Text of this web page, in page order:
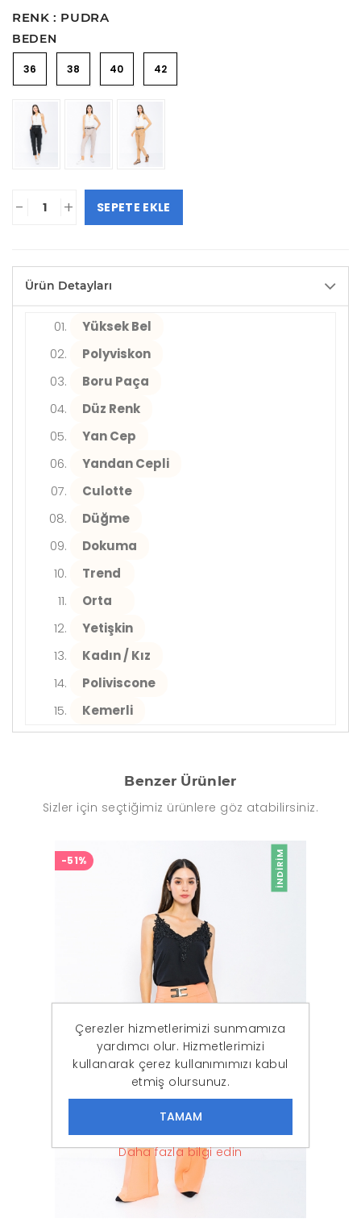
RENK : PUDRA
BEDEN
36 38 40 42
- + SEPETE EKLE
Ürün Detayları
Yüksek Bel
Polyviskon
Boru Paça
Düz Renk
Yan Cep
Yandan Cepli
Culotte
Düğme
Dokuma
Trend
Orta
Yetişkin
Kadın / Kız
Poliviscone
Kemerli
Benzer Ürünler
Sizler için seçtiğimiz ürünlere göz atabilirsiniz.
İNDIRIM
-51%
Çerezler hizmetlerimizi sunmamıza
yardımcı olur. Hizmetlerimizi
kullanarak çerez kullanımımızı kabul
etmiş olursunuz.
Daha fazla bilgi edin